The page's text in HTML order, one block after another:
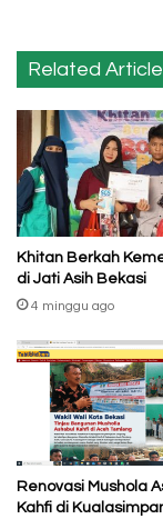
Related
Khitan Berkah
di Jati Asih Bekasi
4 minggu ago
Renovasi Mushola
Kahfi di